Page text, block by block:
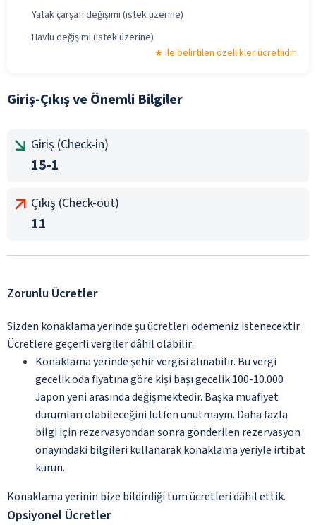
Yatak çarşafı değişimi (istek üzerine)
Havlu değişimi (istek üzerine)
ile belirtilen özellikler ücretlidir.
Giriş-Çıkış ve Önemli Bilgiler
Giriş (Check-in)
15-1
Çıkış (Check-out)
11
Zorunlu Ücretler
Sizden konaklama yerinde şu ücretleri ödemeniz istenecektir.
Ücretlere geçerli vergiler dâhil olabilir:
Konaklama yerinde şehir vergisi alınabilir. Bu vergi
gecelik oda fiyatına göre kişi başı gecelik 100-10.000
Japon yeni arasında değişmektedir. Başka muafiyet
durumları olabileceğini lütfen unutmayın. Daha fazla
bilgi için rezervasyondan sonra gönderilen rezervasyon
onayındaki bilgileri kullanarak konaklama yeriyle irtibat
kurun.
Konaklama yerinin bize bildirdiği tüm ücretleri dâhil ettik.
Opsiyonel Ücretler